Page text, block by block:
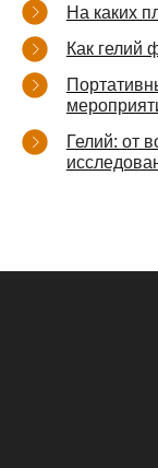
На каких
Как гелий
Гелий: от